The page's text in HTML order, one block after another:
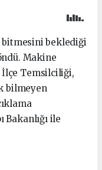
bitmesini beklediği
Makine
İlçe Temsilciliği,
bilmeyen
Bakanlığı ile